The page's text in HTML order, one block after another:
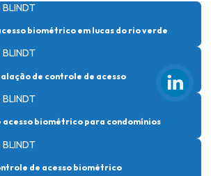
empresa
patrimonial
biométrico em lucas do rio verde
de controle de acesso
acesso biométrico para condomínios
de acesso biométrico